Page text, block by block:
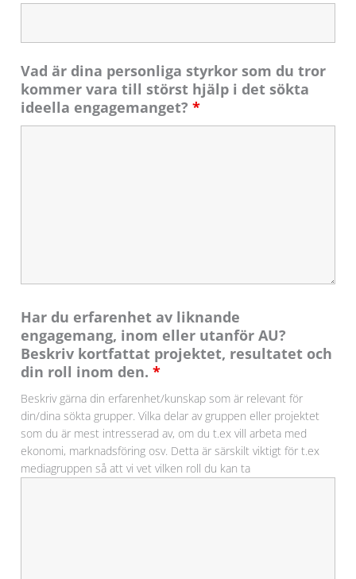
Vad är dina personliga styrkor som du tror
kommer vara till störst hjälp i det sökta
ideella engagemanget?*
Har du erfarenhet av liknande
engagemang, inom eller utanför AU?
Beskriv kortfattat projektet, resultatet och
din roll inom den.*
Beskriv gärna din erfarenhet/kunskap som är relevant för
din/dina sökta grupper. Vilka delar av gruppen eller projektet
som du är mest intresserad av, om du t.ex vill arbeta med
ekonomi, marknadsföring osv. Detta är särskilt viktigt för t.ex
mediagruppen så att vi vet vilken roll du kan ta